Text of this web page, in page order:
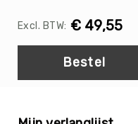
Zaalvoetbal
€ 49,55
Bestel